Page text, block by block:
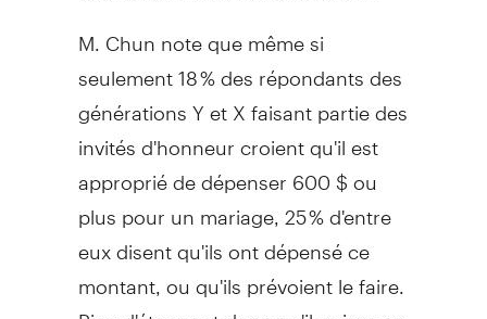
M. Chun note que même si
seulement 18 % des répondants des
générations Y et X faisant partie des
invités d'honneur croient qu'il est
approprié de dépenser 600 $ ou
plus pour un mariage, 25 % d'entre
eux disent qu'ils ont dépensé ce
montant, ou qu'ils prévoient le faire.